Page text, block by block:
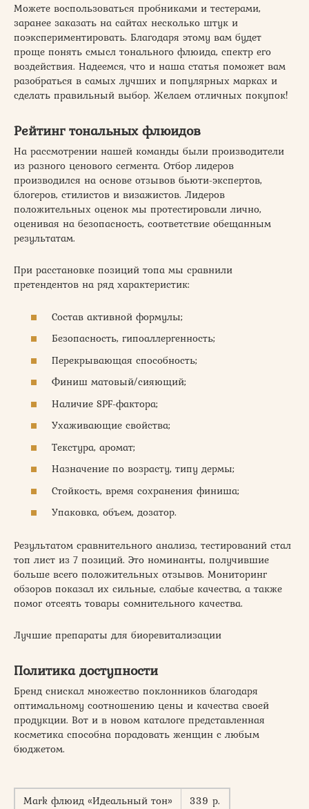
Можете воспользоваться пробниками и тестерами,
заранее заказать на сайтах несколько штук и
поэкспериментировать. Благодаря этому вам будет
проще понять смысл тонального флюида, спектр его
воздействия. Надеемся, что и наша статья поможет вам
разобраться в самых лучших и популярных марках и
сделать правильный выбор. Желаем отличных покупок!
Рейтинг тональных флюидов
На рассмотрении нашей команды были производители
из разного ценового сегмента. Отбор лидеров
производился на основе отзывов бьюти-экспертов,
блогеров, стилистов и визажистов. Лидеров
положительных оценок мы протестировали лично,
оценивая на безопасность, соответствие обещанным
результатам.
При расстановке позиций топа мы сравнили
претендентов на ряд характеристик:
Состав активной формулы;
Безопасность, гипоаллергенность;
Перекрывающая способность;
Финиш матовый/сияющий;
Наличие SPF-фактора;
Ухаживающие свойства;
Текстура, аромат;
Назначение по возрасту, типу дермы;
Стойкость, время сохранения финиша;
Упаковка, объем, дозатор.
Результатом сравнительного анализа, тестирований стал
топ лист из 7 позиций. Это номинанты, получившие
больше всего положительных отзывов. Мониторинг
обзоров показал их сильные, слабые качества, а также
помог отсеять товары сомнительного качества.
Лучшие препараты для биоревитализации
Политика доступности
Бренд снискал множество поклонников благодаря
оптимальному соотношению цены и качества своей
продукции. Вот и в новом каталоге представленная
косметика способна порадовать женщин с любым
бюджетом.
Mark флюид «Идеальный тон» 339 р.